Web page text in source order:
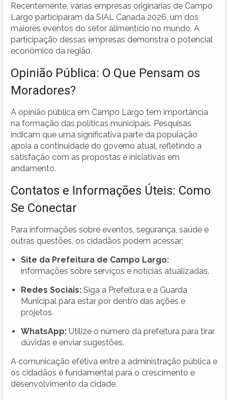
Recentemente, várias empresas originárias de Campo
Largo participaram da SIAL Canada 2026, um dos
maiores eventos do setor alimentício no mundo. A
participação dessas empresas demonstra o potencial
econômico da região.
Opinião Pública: O Que Pensam os
Moradores?
A opinião pública em Campo Largo tem importância
na formação das políticas municipais. Pesquisas
indicam que uma significativa parte da população
apoia a continuidade do governo atual, refletindo a
satisfação com as propostas e iniciativas em
andamento.
Contatos e Informações Úteis: Como
Se Conectar
Para informações sobre eventos, segurança, saúde e
outras questões, os cidadãos podem acessar:
Site da Prefeitura de Campo Largo:
informações sobre serviços e notícias atualizadas.
Redes Sociais: Siga a Prefeitura e a Guarda
Municipal para estar por dentro das ações e
projetos.
WhatsApp: Utilize o número da prefeitura para tirar
dúvidas e enviar sugestões.
A comunicação efetiva entre a administração pública e
os cidadãos é fundamental para o crescimento e
desenvolvimento da cidade.